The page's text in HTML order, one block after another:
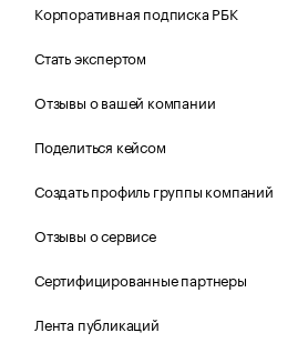
Корпоративная подписка РБК
Стать экспертом
Отзывы о вашей компании
Поделиться кейсом
Создать профиль группы компаний
Отзывы о сервисе
Сертифицированные партнеры
Лента публикаций